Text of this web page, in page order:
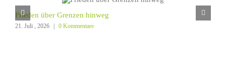
Frieden über Grenzen hinweg
21. Juli , 2026 | 0 Kommentare